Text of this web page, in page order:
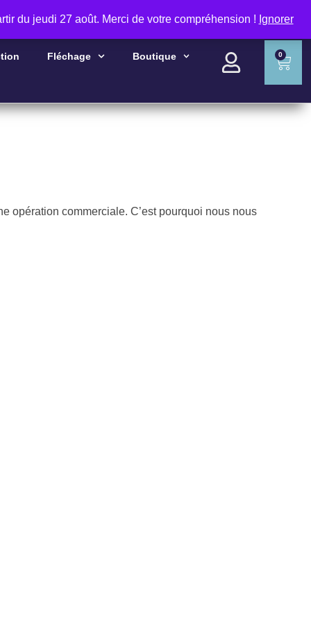
du jeudi 27 août. Merci de votre compréhension ! Ignorer
RECHERCHER
Fléchage Boutique 0
opération commerciale. C’est pourquoi nous nous